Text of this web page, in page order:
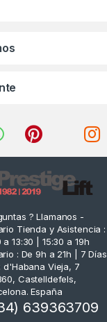
? Llamanos -
Tienda y Asistencia :
a 13:30 | 15:30 a 19h
: De 9h a 21h | 7 Días
d'Habana Vieja, 7
Castelldefels,
España
639363709